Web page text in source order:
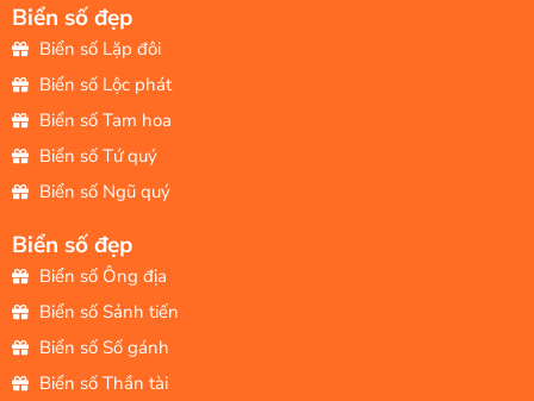
Biển số đẹp
Biển số Lặp đôi
Biển số Lộc phát
Biển số Tam hoa
Biển số Tứ quý
Biển số Ngũ quý
Biển số đẹp
Biển số Ông địa
Biển số Sảnh tiến
Biển số Số gánh
Biển số Thần tài